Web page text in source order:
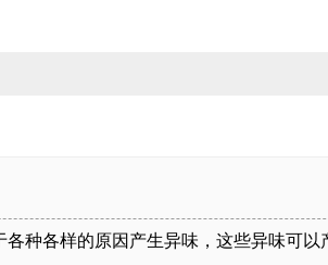
种各样的原因产生异味，这些异味可以